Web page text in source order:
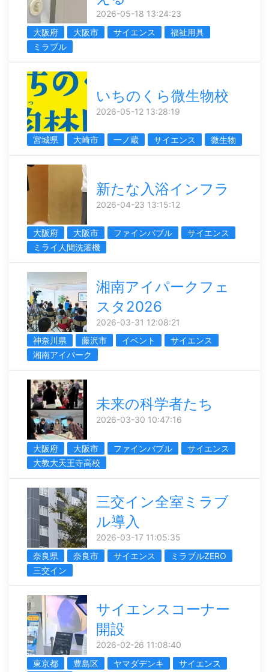
2026-05-18 13:24:23
大阪府
大阪市 サイエンス
福祉用具
ミラブル
いちのくら微生物校
2026-05-12 13:28:19
宮城県 大崎市 一ノ蔵 サイエンス 微生物
新たな入浴インフラ
2026-04-23 13:15:12
大阪府 大阪市 ファインバブル
サイエンス
ミライ人間洗濯機
湘南アイパークフェ
スタ2026
2026-03-31 12:08:21
神奈川県
藤沢市 イベント
サイエンス
湘南アイパーク
未来の科学者たち
2026-03-30 10:47:16
大阪府 大阪市 ファインバブル
サイエンス
大教大天王寺高校
三交イン全室ミラブ
ル導入
2026-03-17 11:05:35
奈良県
奈良市 サイエンス
ミラブルZERO
三交イン
サイエンスコーナー
開設
2026-02-26 11:08:40
東京都
豊島区 ヤマダデンキ
サイエンス